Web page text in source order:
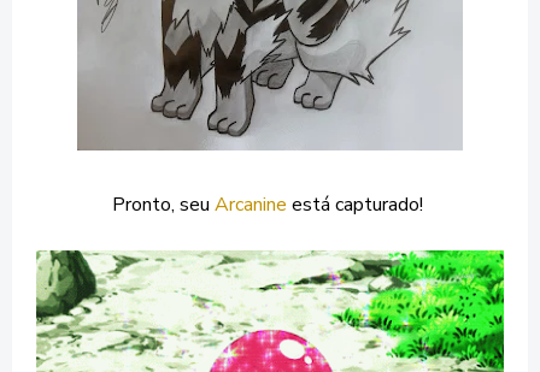
Pronto, seu Arcanine está capturado!